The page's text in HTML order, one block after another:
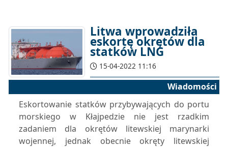
Litwa wprowadziła
eskortę okrętów dla
statków LNG
15-04-2022 11:16
Wiadomości
Eskortowanie statków przybywających do portu
morskiego w Kłajpedzie nie jest rzadkim
zadaniem dla okrętów litewskiej marynarki
wojennej, jednak obecnie okręty litewskiej